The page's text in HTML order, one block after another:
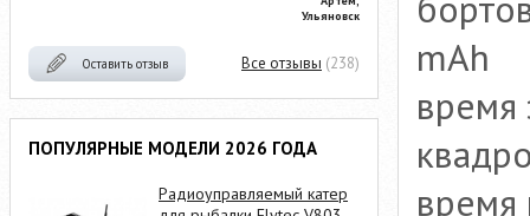
Ульяновск
Оставить отзыв Все отзывы (238)
ПОПУЛЯРНЫЕ МОДЕЛИ 2026 ГОДА
Радиоуправляемый катер
mAh
время
время